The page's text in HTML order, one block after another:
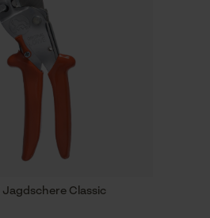
Jagdschere Classic